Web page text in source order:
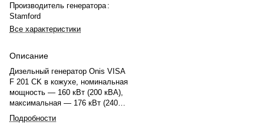
Производитель генератора :
Stamford
Все характеристики
Описание
Дизельный генератор Onis VISA
F 201 CK в кожухе, номинальная
мощность — 160 кВт (200 кВА),
максимальная — 176 кВт (240
кВА). Двигатель IVECO N67TM7,
рядный, 6-цилиндровый, с
Подробности